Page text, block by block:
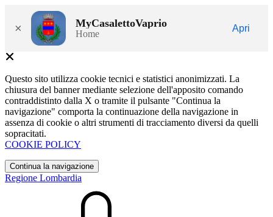
× MyCasalettoVaprio
Home
Apri
Questo sito utilizza cookie tecnici e statistici anonimizzati. La
chiusura del banner mediante selezione dell'apposito comando
contraddistinto dalla X o tramite il pulsante "Continua la
navigazione" comporta la continuazione della navigazione in
assenza di cookie o altri strumenti di tracciamento diversi da quelli
sopracitati.
COOKIE POLICY
Continua la navigazione
Regione Lombardia